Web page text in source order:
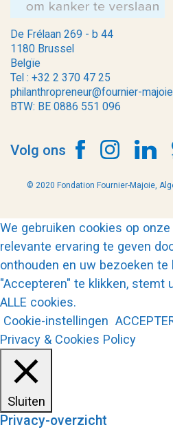
De Frélaan 269 - b 44
1180 Brussel
Belgïe
Tel : +32 2 370 47 25
philanthropreneur@fournier-
BTW: BE 0886 551 096
Volg ons
© 2020 Fondation Fournier-Majoie,
We gebruiken cookies op
relevante ervaring te geven
onthouden en uw bezoeken te
"Accepteren" te klikken, stemt
ALLE cookies.
Cookie-instellingen
Privacy & Cookies Policy
Sluiten
Privacy-overzicht